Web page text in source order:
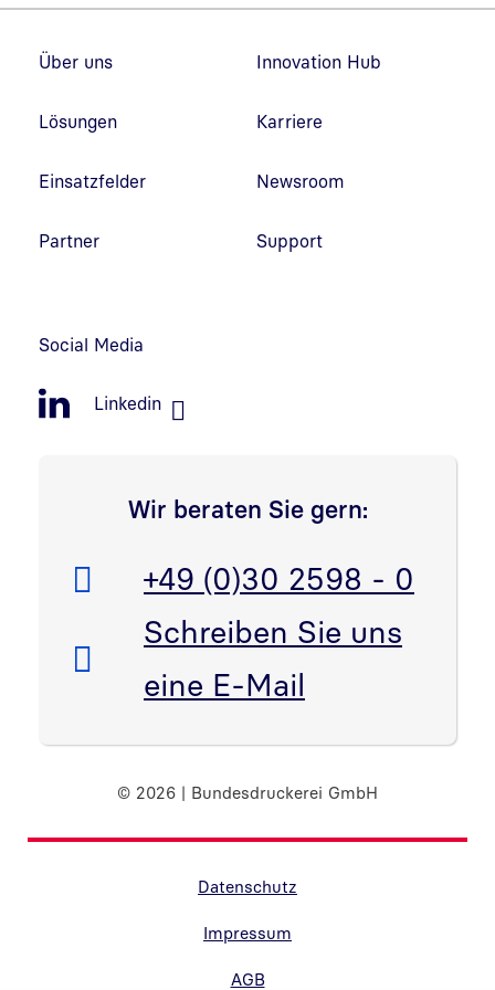
Über uns
Lösungen
Einsatzfelder
Partner
Innovation Hub
Karriere
Newsroom
Support
Social Media
Linkedin
Wir beraten Sie gern:
Telefon:
+49 (0)30 2598 - 0
E-Mail:
Schreiben Sie uns
eine E-Mail
© 2026 | Bundesdruckerei GmbH
Datenschutz
Impressum
AGB